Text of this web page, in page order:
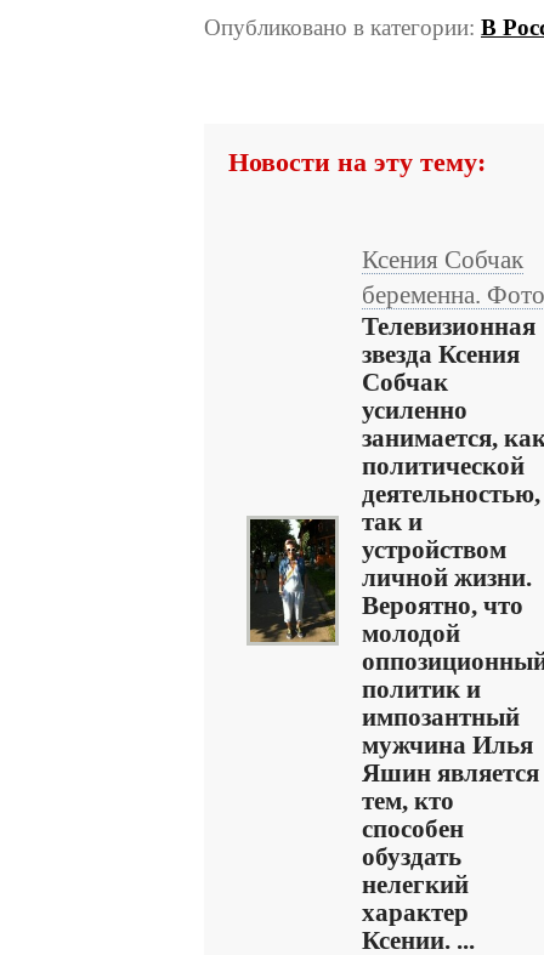
Опубликовано в категории: В
Новости на эту тему:
Ксения Собчак
беременна. Фото
Телевизионная
звезда Ксения
Собчак
усиленно
занимается,
политической
деятельностью,
так и
устройством
личной жизни.
Вероятно, что
молодой
политик и
импозантный
мужчина Илья
Яшин является
тем, кто
способен
обуздать
нелегкий
характер
Ксении. ...